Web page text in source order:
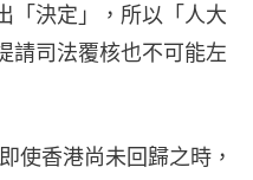
「決定」，所以「人大
請司法覆核也不可能左
使香港尚未回歸之時，